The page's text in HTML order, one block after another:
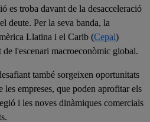
es troba davant de la desacceleració
deute. Per la seva banda, la
Llatina i el Carib (Cepal)
l'escenari macroeconòmic global.
també sorgeixen oportunitats
empreses, que poden aprofitar els
i les noves dinàmiques comercials